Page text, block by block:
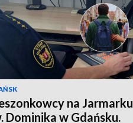
na Jarmarku
Dominika w Gdańsku.